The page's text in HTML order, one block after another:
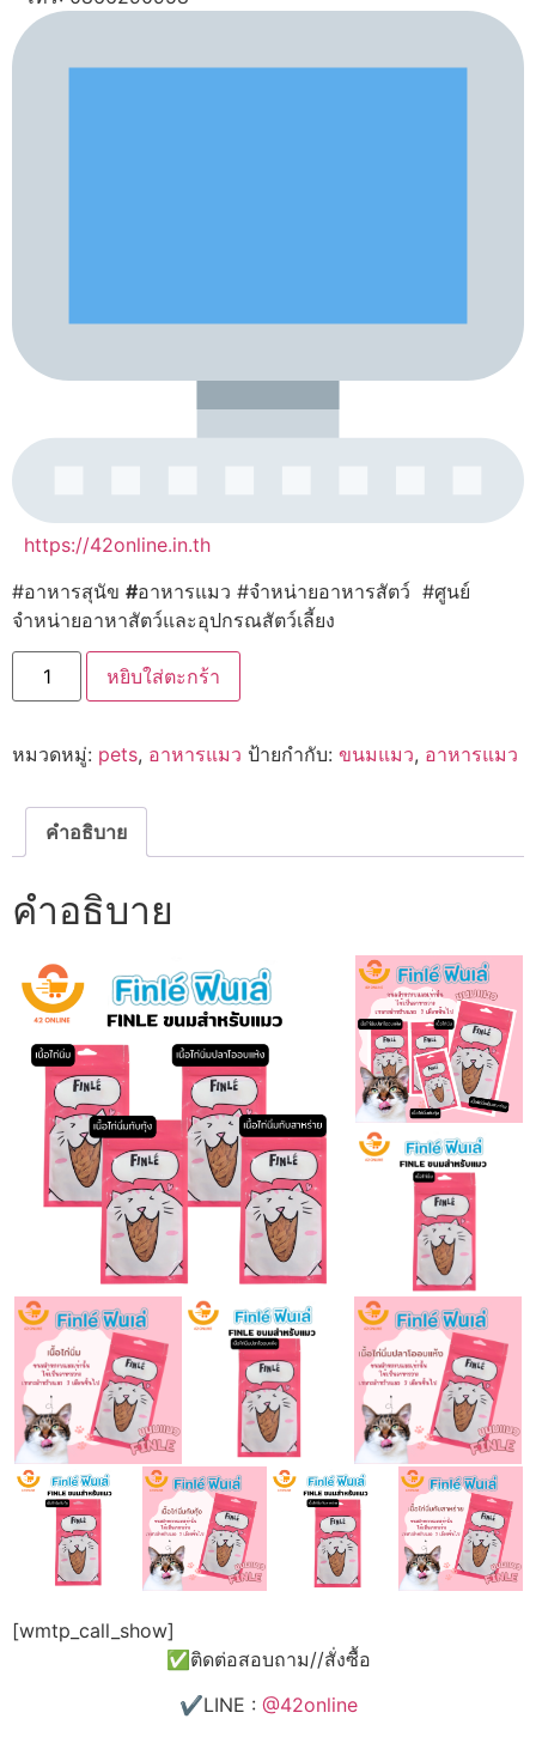
https://42online.in.th
#อาหารสุนัข #อาหารแมว #จำหน่ายอาหารสัตว์ #ศูนย์
จำหน่ายอาหาสัตว์และอุปกรณสัตว์เลี้ยง
จำนวน
Finle
ฟินเล่
แมว
หยิบใส่ตะกร้า
หมวดหมู่: pets, อาหารแมว ป้ายกำกับ: ขนมแมว, อาหารแมว
คำอธิบาย
คำอธิบาย
[wmtp_call_show]
✅ติดต่อสอบถาม//สั่งซื้อ
✔️LINE : @42online